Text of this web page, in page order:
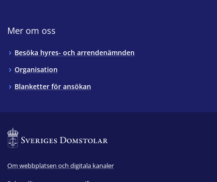
Mer om oss
Besöka hyres- och arrendenämnden
Organisation
Blanketter för ansökan
Om webbplatsen och digitala kanaler